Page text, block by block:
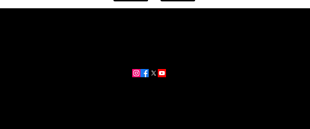
updates, and stories from Australia and Sri Lanka.